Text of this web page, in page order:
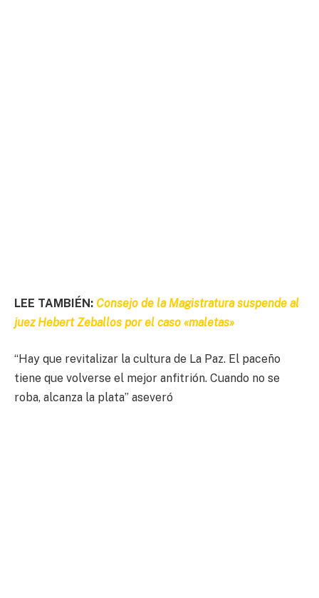
LEE TAMBIÉN: Consejo de la Magistratura suspende al
juez Hebert Zeballos por el caso «maletas»
“Hay que revitalizar la cultura de La Paz. El paceño
tiene que volverse el mejor anfitrión. Cuando no se
roba, alcanza la plata” aseveró